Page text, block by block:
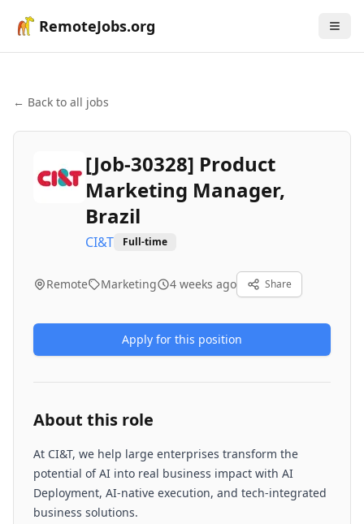
RemoteJobs.org
← Back to all jobs
[Job-30328] Product
Marketing Manager,
Brazil
CI&T Full-time
Remote Marketing 4 weeks ago Share
Apply for this position
About this role
At CI&T, we help large enterprises transform the
potential of AI into real business impact with AI
Deployment, AI-native execution, and tech-integrated
business solutions.